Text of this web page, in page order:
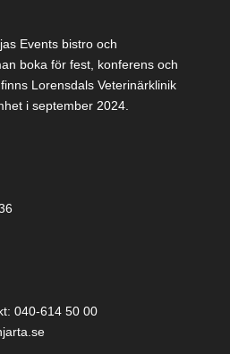
Events bistro och
boka för fest, konferens och
Lorensdals Veterinärklinik
i september 2024.
040-614 50 00